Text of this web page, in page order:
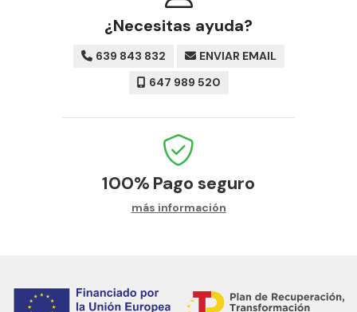
¿Necesitas ayuda?
639 843 832
ENVIAR EMAIL
647 989 520
100% Pago seguro
más información